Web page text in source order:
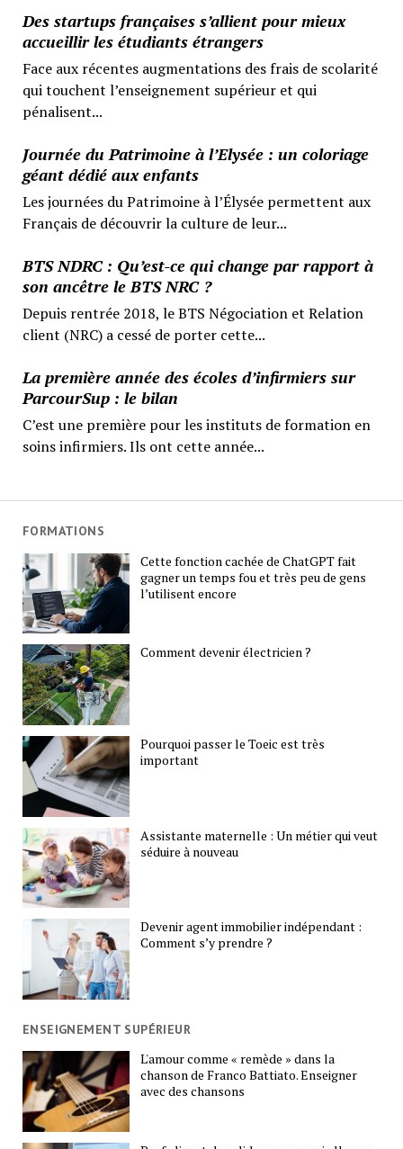
Des startups françaises s’allient pour mieux
accueillir les étudiants étrangers
Face aux récentes augmentations des frais de scolarité
qui touchent l’enseignement supérieur et qui
pénalisent...
Journée du Patrimoine à l’Elysée : un coloriage
géant dédié aux enfants
Les journées du Patrimoine à l’Élysée permettent aux
Français de découvrir la culture de leur...
BTS NDRC : Qu’est-ce qui change par rapport à
son ancêtre le BTS NRC ?
Depuis rentrée 2018, le BTS Négociation et Relation
client (NRC) a cessé de porter cette...
La première année des écoles d’infirmiers sur
ParcourSup : le bilan
C’est une première pour les instituts de formation en
soins infirmiers. Ils ont cette année...
FORMATIONS
Cette fonction cachée de ChatGPT fait
gagner un temps fou et très peu de gens
l’utilisent encore
Comment devenir électricien ?
Pourquoi passer le Toeic est très
important
Assistante maternelle : Un métier qui veut
séduire à nouveau
Devenir agent immobilier indépendant :
Comment s’y prendre ?
ENSEIGNEMENT SUPÉRIEUR
L'amour comme « remède » dans la
chanson de Franco Battiato. Enseigner
avec des chansons